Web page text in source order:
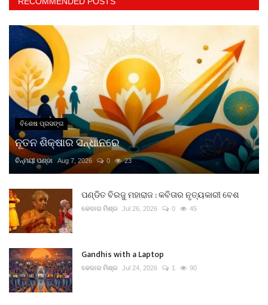
ବିଶେଷ ପ୍ରସଙ୍ଗ
ନୂତନ ଶିକ୍ଷାର ସନ୍ଧାନରେ
ଚିନ୍ମୟୀ ପଣ୍ଡା Aug 7, 2026 0 23
ପଣ୍ଡିତ ବିରଜୁ ମହାରାଜ : କବିତାର ନୃତ୍ୟକାରୀ ବେଶ
କେଦାର ମିଶ୍ର Jul 26, 2026 0 45
Gandhis with a Laptop
କେଦାର ମିଶ୍ର Jul 24, 2026 1 90